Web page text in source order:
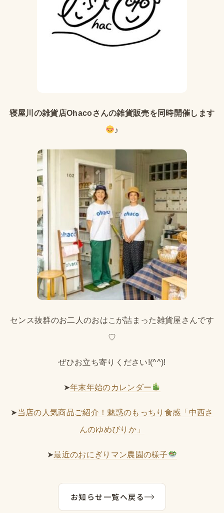
寝屋川の雑貨店Ohacoさんの雑貨販売を同時開催します
♪
センス抜群のお二人のおはこが詰まった雑貨屋さんです
♡
ぜひお立ち寄りください!(^^)!
➤年末年始のカレンダー
➤当店の人気商品ご紹介！魅惑のもっちり食感「中西さ
んのゆめぴりか」
➤最近のおにぎりマン農園の様子
お知らせ一覧へ戻る